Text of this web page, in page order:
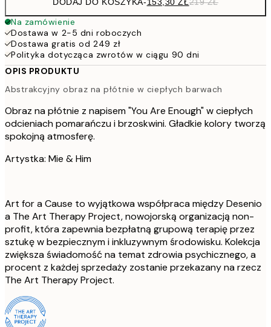
Na zamówienie
Dostawa w 2-5 dni roboczych
Dostawa gratis od 249 zł
Polityka dotycząca zwrotów w ciągu 90 dni
OPIS PRODUKTU
Abstrakcyjny obraz na płótnie w ciepłych barwach
Obraz na płótnie z napisem "You Are Enough" w ciepłych
odcieniach pomarańczu i brzoskwini. Gładkie kolory tworzą
spokojną atmosferę.
Artystka: Mie & Him
Art for a Cause to wyjątkowa współpraca między Desenio
a The Art Therapy Project, nowojorską organizacją non-
profit, która zapewnia bezpłatną grupową terapię przez
sztukę w bezpiecznym i inkluzywnym środowisku. Kolekcja
zwiększa świadomość na temat zdrowia psychicznego, a
procent z każdej sprzedaży zostanie przekazany na rzecz
The Art Therapy Project.